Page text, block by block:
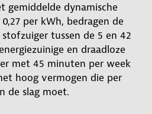
gemiddelde dynamische
per kWh, bedragen de
tussen de 5 en 42
en draadloze
met 45 minuten per week
hoog vermogen die per
de slag moet.